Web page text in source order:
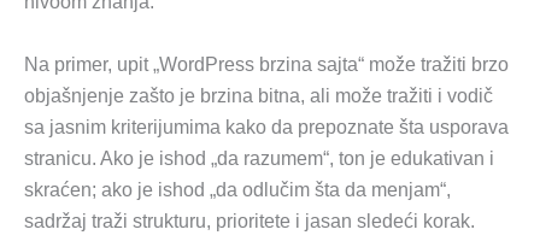
Na primer, upit „WordPress brzina sajta“ može tražiti brzo
objašnjenje zašto je brzina bitna, ali može tražiti i vodič
sa jasnim kriterijumima kako da prepoznate šta usporava
stranicu. Ako je ishod „da razumem“, ton je edukativan i
skraćen; ako je ishod „da odlučim šta da menjam“,
sadržaj traži strukturu, prioritete i jasan sledeći korak.